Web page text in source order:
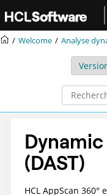
Aller au contenu principal
Welcome Analyse
(DAST)
HCL AppScan 360°